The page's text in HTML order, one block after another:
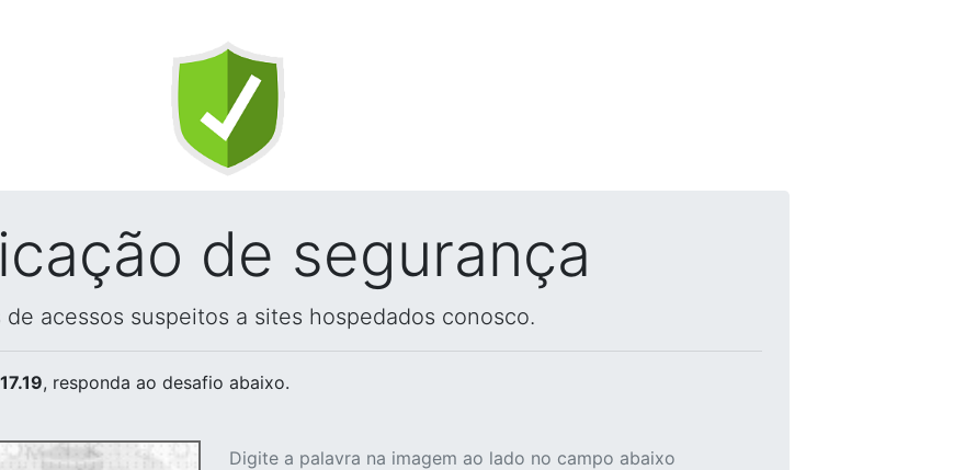
de segurança
acessos suspeitos a sites hospedados conosco.
, responda ao desafio abaixo.
Digite a palavra na imagem ao lado no campo abaixo